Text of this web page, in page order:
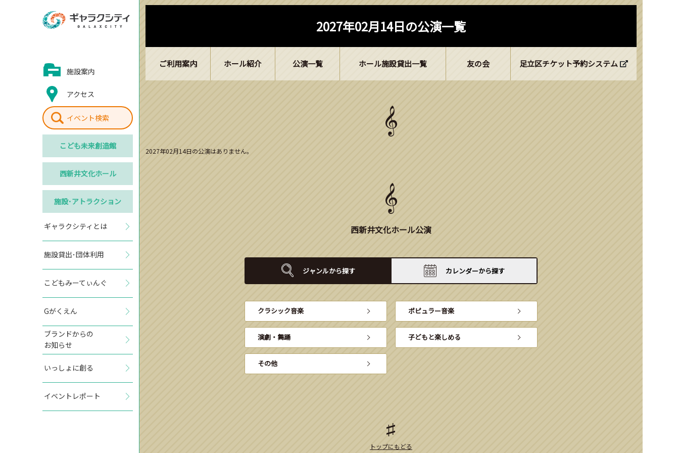
施設案内
アクセス
イベント検索
こども未来創造館
西新井文化ホール
施設･アトラクション
ギャラクシティとは
施設貸出･団体利用
こどもみーてぃんぐ
Gがくえん
ブランドからの
お知らせ
いっしょに創る
イベントレポート
2027年02月14日の公演一覧
ご利用案内 ホール紹介 公演一覧 ホール施設貸出一覧 友の会 足立区チケット予約システム
2027年02月14日の公演はありません。
西新井文化ホール公演
ジャンルから探す カレンダーから探す
クラシック音楽 ポピュラー音楽
演劇・舞踊 子どもと楽しめる
その他
トップにもどる